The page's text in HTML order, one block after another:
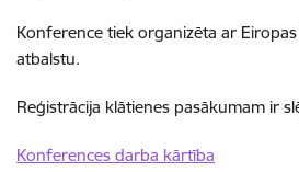
Konference tiek organizēta ar
atbalstu.
Reģistrācija klātienes pasākumam ir
Konferences darba kārtība